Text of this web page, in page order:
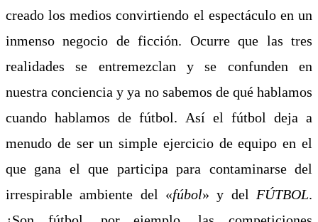
creado los medios convirtiendo el espectáculo en un
inmenso negocio de ficción. Ocurre que las tres
realidades se entremezclan y se confunden en
nuestra conciencia y ya no sabemos de qué hablamos
cuando hablamos de fútbol. Así el fútbol deja a
menudo de ser un simple ejercicio de equipo en el
que gana el que participa para contaminarse del
irrespirable ambiente del «fúbol» y del FÚTBOL.